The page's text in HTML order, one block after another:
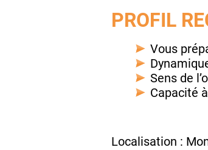
PROFIL
Vous
Sens de
Capacité
Localisation :